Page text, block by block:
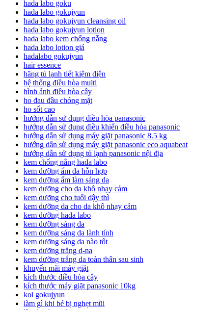
hada labo goku
hada labo gokujyun
hada labo gokujyun cleansing oil
hada labo gokujyun lotion
hada labo kem chống nắng
hada labo lotion giá
hadalabo gokujyun
hair essence
hãng tủ lạnh tiết kiệm điện
hệ thống điều hòa multi
hình ảnh điều hòa cây
ho đau đầu chóng mặt
ho sốt cao
hướng dẫn sử dụng điều hòa panasonic
hướng dẫn sử dụng điều khiển điều hòa panasonic
hướng dẫn sử dụng máy giặt panasonic 8.5 kg
hướng dẫn sử dụng máy giặt panasonic eco aquabeat
hướng dẫn sử dụng tủ lạnh panasonic nội địa
kem chống nắng hada labo
kem dưỡng ẩm da hỗn hợp
kem dưỡng ẩm làm sáng da
kem dưỡng cho da khô nhạy cảm
kem dưỡng cho tuổi dậy thì
kem dưỡng da cho da khô nhạy cảm
kem dưỡng hada labo
kem dưỡng sáng da
kem dưỡng sáng da lành tính
kem dưỡng sáng da nào tốt
kem dưỡng trắng d-na
kem dưỡng trắng da toàn thân sau sinh
khuyến mãi máy giặt
kích thước điều hòa cây
kích thước máy giặt panasonic 10kg
koi gokujyun
làm gì khi bé bị nghẹt mũi